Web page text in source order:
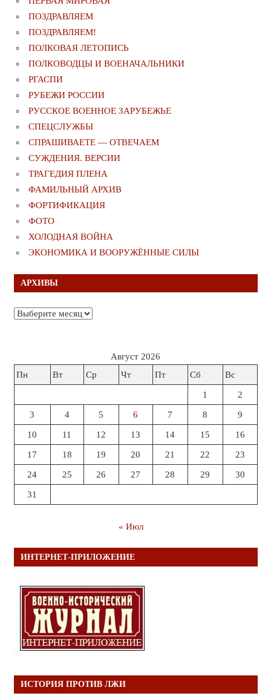
ПОЗДРАВЛЯЕМ
ПОЗДРАВЛЯЕМ!
ПОЛКОВАЯ ЛЕТОПИСЬ
ПОЛКОВОДЦЫ И ВОЕНАЧАЛЬНИКИ
РГАСПИ
РУБЕЖИ РОССИИ
РУССКОЕ ВОЕННОЕ ЗАРУБЕЖЬЕ
СПЕЦСЛУЖБЫ
СПРАШИВАЕТЕ — ОТВЕЧАЕМ
СУЖДЕНИЯ. ВЕРСИИ
ТРАГЕДИЯ ПЛЕНА
ФАМИЛЬНЫЙ АРХИВ
ФОРТИФИКАЦИЯ
ФОТО
ХОЛОДНАЯ ВОЙНА
ЭКОНОМИКА И ВООРУЖЁННЫЕ СИЛЫ
АРХИВЫ
Архивы
Август 2026
Пн
Вт Ср Чт Пт Сб Вс
1 2
3 4 5 6 7 8 9
10 11 12 13 14 15 16
17 18 19 20 21 22 23
24 25 26 27 28 29 30
31
« Июл
ИНТЕРНЕТ-ПРИЛОЖЕНИЕ
ИСТОРИЯ ПРОТИВ ЛЖИ